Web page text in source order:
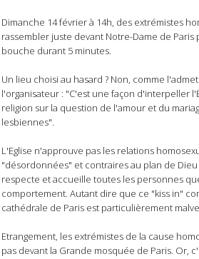
Dimanche 14 février à 14h, des extrémistes
rassembler juste devant Notre-Dame de Paris
bouche durant 5 minutes.
Un lieu choisi au hasard ? Non, comme
l'organisateur : "C'est une façon d'interpeller
religion sur la question de l'amour et du
lesbiennes".
L'Eglise n'approuve pas les relations
"désordonnées" et contraires au plan de
respecte et accueille toutes les personnes
comportement. Autant dire que ce "kiss in"
cathédrale de Paris est particulièrement
Etrangement, les extrémistes de la cause
pas devant la Grande mosquée de Paris. Or,